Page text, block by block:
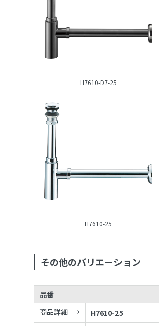
H7610-D7-25
H7610-25
その他のバリエーション
品番
商品詳細
H7610-25